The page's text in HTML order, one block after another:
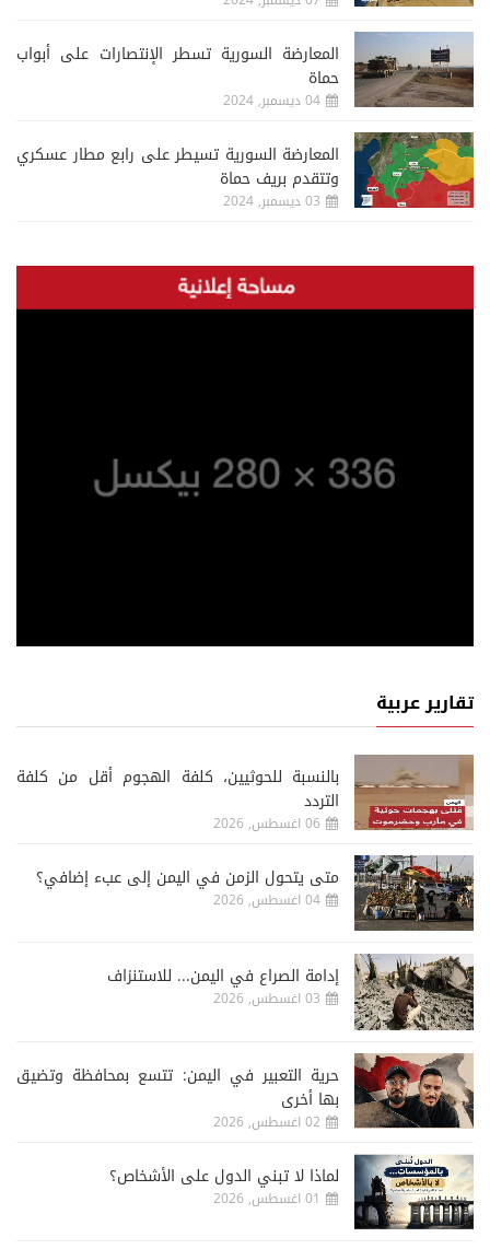
المعارضة السورية تسطر الإنتصارات على أبواب
حماة
04 ديسمبر, 2024
المعارضة السورية تسيطر على رابع مطار عسكري
وتتقدم بريف حماة
03 ديسمبر, 2024
تقارير عربية
‏بالنسبة للحوثيين، كلفة الهجوم أقل من كلفة
التردد
06 اغسطس, 2026
متى يتحول الزمن في اليمن إلى عبء إضافي؟
04 اغسطس, 2026
إدامة الصراع في اليمن... للاستنزاف
03 اغسطس, 2026
حرية التعبير في اليمن: تتسع بمحافظة وتضيق
بها أخرى
02 اغسطس, 2026
لماذا لا تبني الدول على الأشخاص؟
01 اغسطس, 2026